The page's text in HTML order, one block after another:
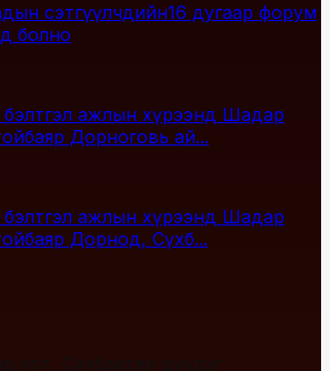
сэтгүүлчдийн16 дугаар форум
болно
бэлтгэл ажлын хүрээнд Шадар
Дорноговь ай...
бэлтгэл ажлын хүрээнд Шадар
Дорнод, Сүхб...